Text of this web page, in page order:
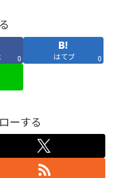
0 はてブ 0
ーする